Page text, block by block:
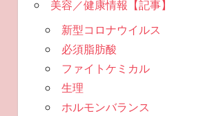
美容／健康情報【記事】
新型コロナウイルス
必須脂肪酸
ファイトケミカル
生理
ホルモンバランス